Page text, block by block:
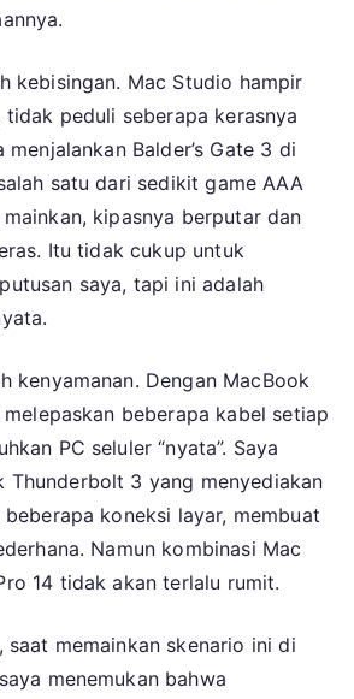
kebisingan. Mac Studio hampir
tidak peduli seberapa kerasnya
Balder’s Gate 3 di
satu dari sedikit game AAA
kipasnya berputar dan
Itu tidak cukup untuk
saya, tapi ini adalah
kenyamanan. Dengan MacBook
melepaskan beberapa kabel setiap
PC seluler “nyata”. Saya
Thunderbolt 3 yang menyediakan
koneksi layar, membuat
Namun kombinasi Mac
14 tidak akan terlalu rumit.
saat memainkan skenario ini di
menemukan bahwa